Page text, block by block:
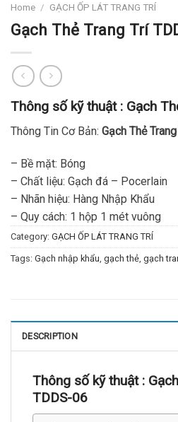
Home / GẠCH ỐP LÁT TRANG TRÍ
Gạch Thẻ Trang Trí
Thông số kỹ thuật : Gạch
Thông Tin Cơ Bản: Gạch Thẻ
– Bề mặt: Bóng
– Chất liệu: Gạch đá – Pocerlain
– Nhãn hiệu: Hàng Nhập Khẩu
– Quy cách: 1 hộp 1 mét vuông
Category: GẠCH ỐP LÁT TRANG TRÍ
Tags: Gạch nhập khẩu gạch thẻ gạch
DESCRIPTION
Thông số kỹ thuật :
TDDS-06